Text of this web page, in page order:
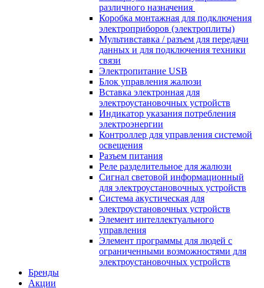
различного назначения
Коробка монтажная для подключения
электроприборов (электроплиты)
Мультивставка / разъем для передачи
данных и для подключения техники
связи
Электропитание USB
Блок управления жалюзи
Вставка электронная для
электроустановочных устройств
Индикатор указания потребления
электроэнергии
Контроллер для управления системой
освещения
Разъем питания
Реле разделительное для жалюзи
Сигнал световой информационный
для электроустановочных устройств
Система акустическая для
электроустановочных устройств
Элемент интеллектуального
управления
Элемент программы для людей с
ограниченными возможностями для
электроустановочных устройств
Бренды
Акции